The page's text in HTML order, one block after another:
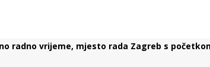
radno vrijeme, mjesto rada Zagreb s